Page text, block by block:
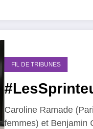
FIL DE TRIBUNES
Caroline Ramade
femmes) et Benjamin